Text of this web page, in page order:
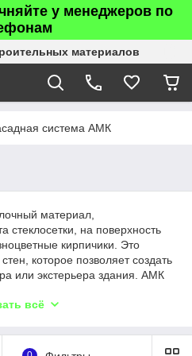
у менеджеров по
материалов
система АМК
материал,
стеклосетки, на поверхность
кирпичики. Это
которое позволяет создать
или экстерьера здания. АМК
и архитекторов.
всё